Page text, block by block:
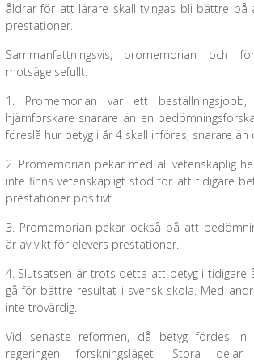
åldrar för att lärare skall tvingas bli bättre på
prestationer.
Sammanfattningsvis, promemorian och
motsägelsefullt.
1. Promemorian var ett
hjärnforskare snarare än en
föreslå hur betyg i år 4 skall införas, snarare än
2. Promemorian pekar med all vetenskaplig
inte finns vetenskapligt stöd för att tidigare
prestationer positivt.
3. Promemorian pekar också på att
är av vikt för elevers prestationer.
4. Slutsatsen är trots detta att betyg i tidigare
gå för bättre resultat i svensk skola. Med
inte trovärdig.
Vid senaste reformen, då betyg fördes
regeringen forskningsläget. Stora